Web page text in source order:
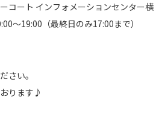
コート インフォメーションセンター横
～19:00（最終日のみ17:00まで）
さい。
ります♪